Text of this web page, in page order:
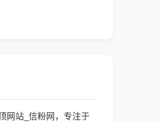
网站_信粉网，专注于